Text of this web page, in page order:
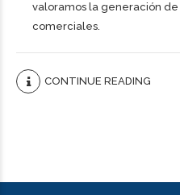
valoramos la generación
comerciales.
CONTINUE READING